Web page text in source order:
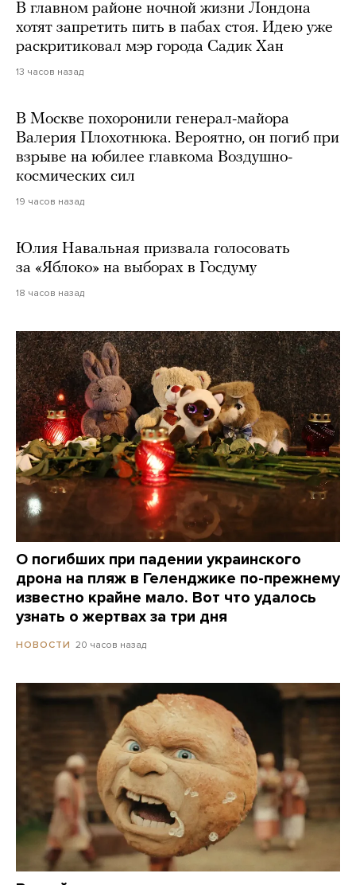
В главном районе ночной жизни Лондона
хотят запретить пить в пабах стоя. Идею уже
раскритиковал мэр города Садик Хан
13 часов назад
В Москве похоронили генерал-майора
Валерия Плохотнюка. Вероятно, он погиб при
взрыве на юбилее главкома Воздушно-
космических сил
19 часов назад
Юлия Навальная призвала голосовать
за «Яблоко» на выборах в Госдуму
18 часов назад
О погибших при падении украинского
дрона на пляж в Геленджике по-прежнему
известно крайне мало. Вот что удалось
узнать о жертвах за три дня
НОВОСТИ 20 часов назад